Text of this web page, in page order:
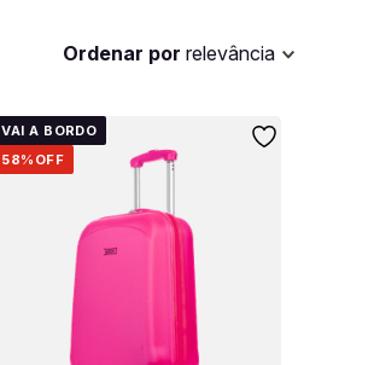
Ordenar por relevância
VAI A BORDO
58% OFF